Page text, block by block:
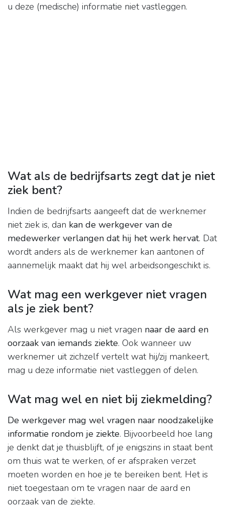
u deze (medische) informatie niet vastleggen.
Wat als de bedrijfsarts zegt dat je niet
ziek bent?
Indien de bedrijfsarts aangeeft dat de werknemer
niet ziek is, dan kan de werkgever van de
medewerker verlangen dat hij het werk hervat. Dat
wordt anders als de werknemer kan aantonen of
aannemelijk maakt dat hij wel arbeidsongeschikt is.
Wat mag een werkgever niet vragen
als je ziek bent?
Als werkgever mag u niet vragen naar de aard en
oorzaak van iemands ziekte. Ook wanneer uw
werknemer uit zichzelf vertelt wat hij/zij mankeert,
mag u deze informatie niet vastleggen of delen.
Wat mag wel en niet bij ziekmelding?
De werkgever mag wel vragen naar noodzakelijke
informatie rondom je ziekte. Bijvoorbeeld hoe lang
je denkt dat je thuisblijft, of je enigszins in staat bent
om thuis wat te werken, of er afspraken verzet
moeten worden en hoe je te bereiken bent. Het is
niet toegestaan om te vragen naar de aard en
oorzaak van de ziekte.